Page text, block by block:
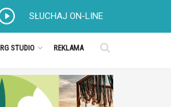
SŁUCHAJ ON-LINE
RG STUDIO REKLAMA